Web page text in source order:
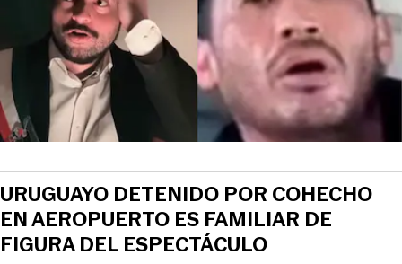
URUGUAYO DETENIDO POR COHECHO
EN AEROPUERTO ES FAMILIAR DE
FIGURA DEL ESPECTÁCULO